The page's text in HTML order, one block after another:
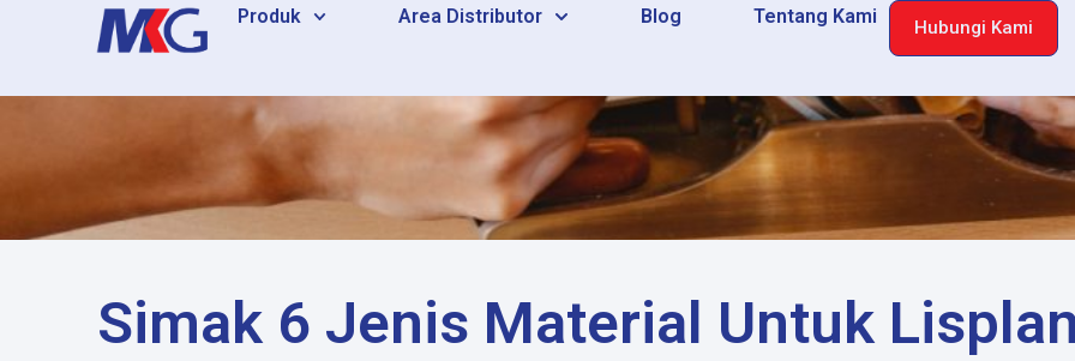
Produk Area Distributor Blog Tentang Kami Hubungi Kami
Simak 6 Jenis Material Untuk